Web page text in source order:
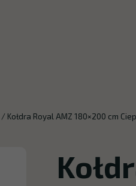
/ Kołdra Royal AMZ 180×200 cm